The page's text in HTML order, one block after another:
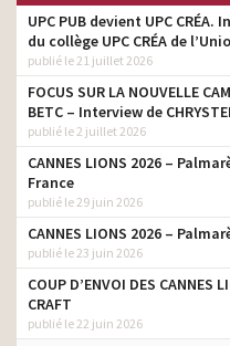
UPC PUB devient UPC
du collège UPC CRÉA de
publié le 21 juillet 2026
FOCUS SUR LA NOUVELLE
BETC – Interview de
publié le 2 juillet 2026
CANNES LIONS 2026 –
France
publié le 29 juin 2026
CANNES LIONS 2026 –
publié le 23 juin 2026
COUP D’ENVOI DES CANNES
CRAFT
publié le 22 juin 2026